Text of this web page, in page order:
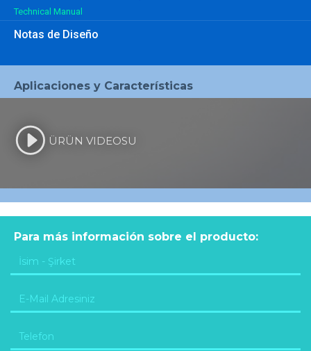
Technical Manual
Notas de Diseño
Aplicaciones y Características
ÜRÜN VIDEOSU
Para más información sobre el producto: